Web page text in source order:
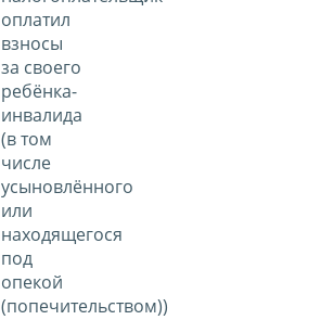
оплатил
взносы
за своего
ребёнка-
инвалида
(в том
числе
усыновлённого
или
находящегося
под
опекой
(попечительством))